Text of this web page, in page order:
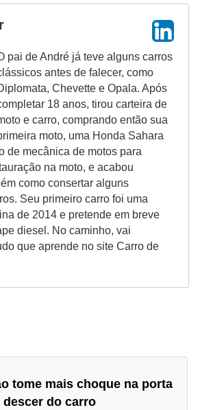
pai de André já teve alguns carros
antes de falecer, como
Chevette e Opala. Após
18 anos, tirou carteira de
e carro, comprando então sua
moto, uma Honda Sahara
de mecânica de motos para
na moto, e acabou
como consertar alguns
Seu primeiro carro foi uma
de 2014 e pretende em breve
diesel. No caminho, vai
que aprende no site Carro de
tome mais choque na porta
descer do carro